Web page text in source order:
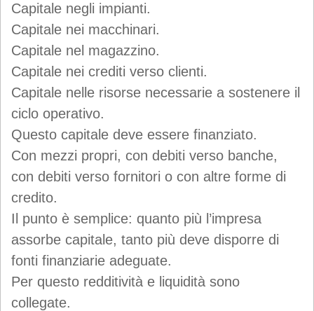
Capitale negli impianti.
Capitale nei macchinari.
Capitale nel magazzino.
Capitale nei crediti verso clienti.
Capitale nelle risorse necessarie a sostenere il
ciclo operativo.
Questo capitale deve essere finanziato.
Con mezzi propri, con debiti verso banche,
con debiti verso fornitori o con altre forme di
credito.
Il punto è semplice: quanto più l’impresa
assorbe capitale, tanto più deve disporre di
fonti finanziarie adeguate.
Per questo redditività e liquidità sono
collegate.